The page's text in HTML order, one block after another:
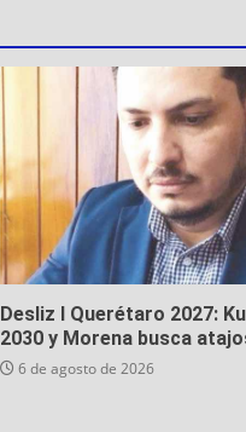
Desliz I Querétaro 2027:
2030 y Morena busca
6 de agosto de 2026